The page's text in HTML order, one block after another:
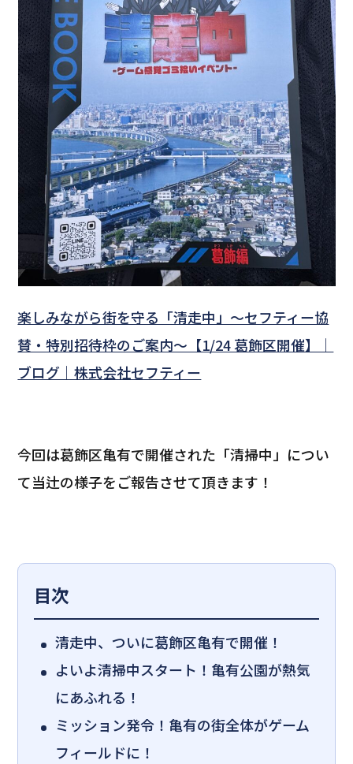
楽しみながら街を守る「清走中」～セフティー協
賛・特別招待枠のご案内～【1/24 葛飾区開催】｜
ブログ｜株式会社セフティー
今回は葛飾区亀有で開催された「清掃中」につい
て当辻の様子をご報告させて頂きます！
目次
清走中、ついに葛飾区亀有で開催！
よいよ清掃中スタート！亀有公園が熱気
にあふれる！
ミッション発令！亀有の街全体がゲーム
フィールドに！